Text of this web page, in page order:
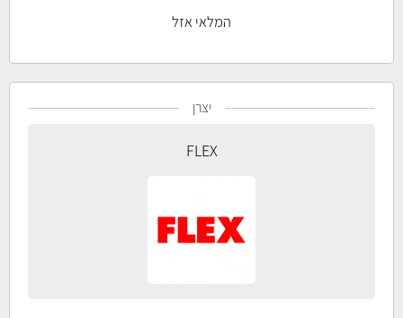
המלאי אזל
יצרן
FLEX